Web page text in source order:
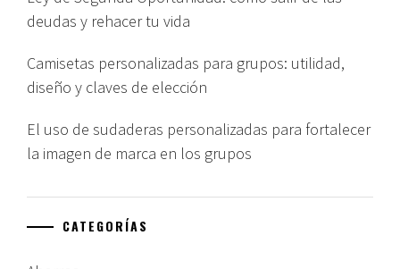
deudas y rehacer tu vida
Camisetas personalizadas para grupos: utilidad,
diseño y claves de elección
El uso de sudaderas personalizadas para fortalecer
la imagen de marca en los grupos
CATEGORÍAS